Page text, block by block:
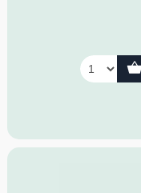
Farbe:
Geruch:
Geschmack:
Zunge. Helle
und einer feinen